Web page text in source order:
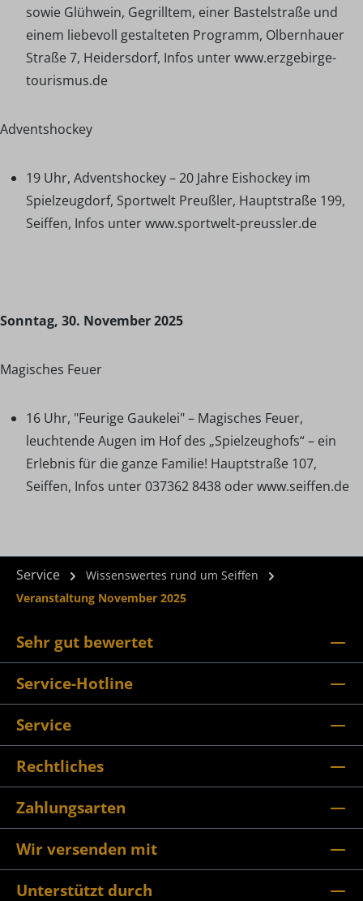
sowie Glühwein, Gegrilltem, einer Bastelstraße und
einem liebevoll gestalteten Programm, Olbernhauer
Straße 7, Heidersdorf, Infos unter www.erzgebirge-
tourismus.de
Adventshockey
19 Uhr, Adventshockey – 20 Jahre Eishockey im
Spielzeugdorf, Sportwelt Preußler, Hauptstraße 199,
Seiffen, Infos unter www.sportwelt-preussler.de
Sonntag, 30. November 2025
Magisches Feuer
16 Uhr, "Feurige Gaukelei" – Magisches Feuer,
leuchtende Augen im Hof des „Spielzeughofs“ – ein
Erlebnis für die ganze Familie! Hauptstraße 107,
Seiffen, Infos unter 037362 8438 oder www.seiffen.de
Service
Wissenswertes rund um Seiffen
Veranstaltung November 2025
Sehr gut bewertet
Service-Hotline
Service
Rechtliches
Zahlungsarten
Wir versenden mit
Unterstützt durch